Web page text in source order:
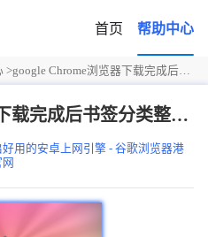
首页 帮助中心
>google Chrome浏览器下载完成后书签分类整理教程
google Chrome浏览器下载完成后书签分类整理教程
好用的安卓上网引擎 - 谷歌浏览器港